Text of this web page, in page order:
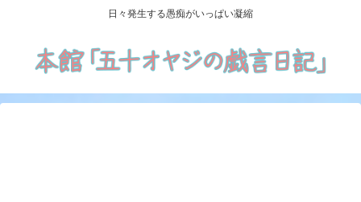
日々発生する愚痴がいっぱい凝縮